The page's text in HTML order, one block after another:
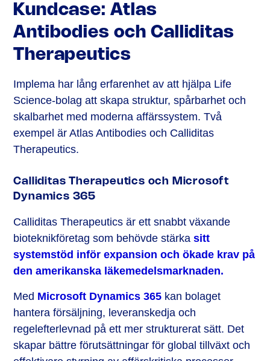
Kundcase: Atlas
Antibodies och Calliditas
Therapeutics
Implema har lång erfarenhet av att hjälpa Life
Science-bolag att skapa struktur, spårbarhet och
skalbarhet med moderna affärssystem. Två
exempel är Atlas Antibodies och Calliditas
Therapeutics.
Calliditas Therapeutics och Microsoft
Dynamics 365
Calliditas Therapeutics är ett snabbt växande
bioteknikföretag som behövde stärkasitt
systemstöd inför expansion och ökade krav på
den amerikanska läkemedelsmarknaden.
Med Microsoft Dynamics 365 kan bolaget
hantera försäljning, leveranskedja och
regelefterlevnad på ett mer strukturerat sätt. Det
skapar bättre förutsättningar för global tillväxt och